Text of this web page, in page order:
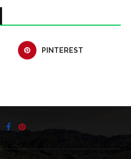
PINTEREST